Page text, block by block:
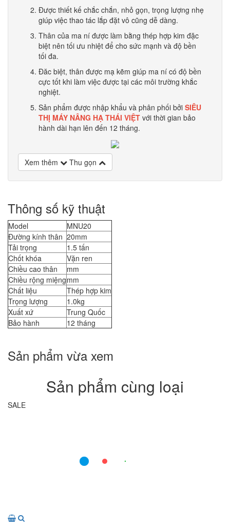
Được thiết kế chắc chắn, nhỏ gọn, trọng lượng nhẹ
giúp việc thao tác lắp đặt vô cũng dễ dàng.
Thân của ma ní được làm bằng thép hợp kim đặc
biệt nên tối ưu nhiệt để cho sức mạnh và độ bền
tối đa.
Đăc biệt, thân được mạ kẽm giúp ma ní có độ bền
cực tốt khi làm việc được tại các môi trường khắc
nghiệt.
Sản phẩm được nhập khẩu và phân phối bởi SIÊU
THỊ MÁY NÂNG HẠ THÁI VIỆT với thời gian bảo
hành dài hạn lên đến 12 tháng.
Xem thêm Thu gọn
Thông số kỹ thuật
Model
MNU20
Đường kính thân 20mm
Tải trọng
1.5 tấn
Chốt khóa
Vặn ren
Chiều cao thân
mm
Chiều rộng miệngmm
Chất liệu
Thép hợp kim
Trọng lượng
1.0kg
Xuất xứ
Trung Quốc
Bảo hành
12 tháng
Sản phẩm vừa xem
Sản phẩm cùng loại
SALE